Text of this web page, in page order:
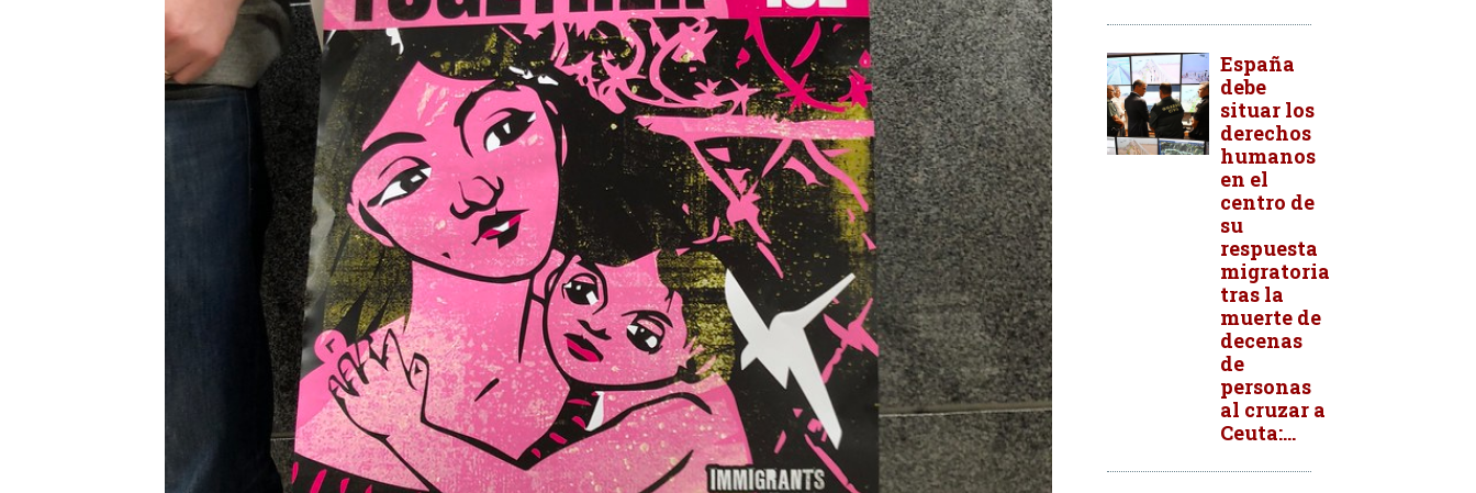
España
debe
situar los
derechos
humanos
en el
centro de
su
respuesta
migratoria
tras la
muerte de
decenas
de
personas
al cruzar a
Ceuta:...